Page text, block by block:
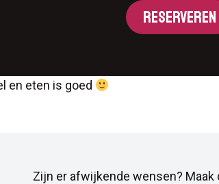
RESERVEREN
en eten is goed
Zijn er afwijkende wensen? Maak